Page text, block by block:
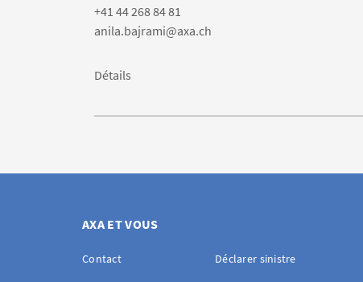
+41 44 268 84 81
anila.bajrami@axa.ch
Détails
AXA ET VOUS
Contact
Déclarer sinistre